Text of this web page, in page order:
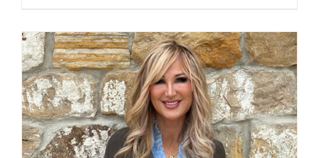
weist
mehrere
Varianten
auf.
Die
Optionen
können